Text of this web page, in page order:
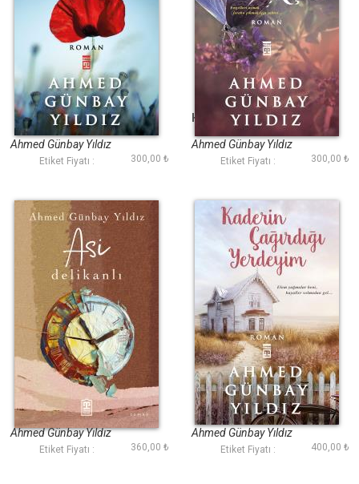
Günahın Rengi
Ahmed Günbay Yıldız
Etiket Fiyatı : 300,00 ₺
Hülyalar Hüzün Açtı
Ahmed Günbay Yıldız
Etiket Fiyatı : 300,00 ₺
Asi Delikanlı
Ahmed Günbay Yıldız
Etiket Fiyatı : 360,00 ₺
Kaderin Çağırdığı
Yerdeyim
Ahmed Günbay Yıldız
Etiket Fiyatı : 400,00 ₺